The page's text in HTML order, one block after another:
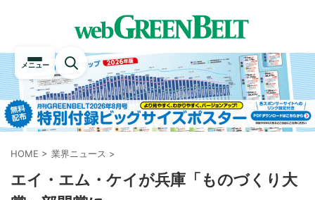
メニュー
HOME > 業界ニュース >
エイ・エム・ケイが兵庫「ものづくり大